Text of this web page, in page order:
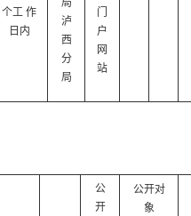
个工 作
日内
局
泸
西
分
局
门
户
网
站
公
开
公开对
象